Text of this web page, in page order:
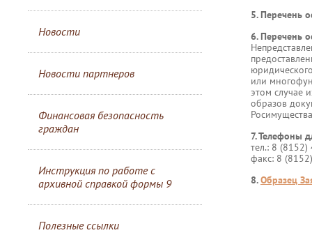
Новости
Новости партнеров
Финансовая безопасность
граждан
Инструкция по работе с
архивной справкой формы 9
Полезные ссылки
5. Перечень
6. Перечень
или
этом случае
образов
7. Телефоны
тел.: 8
факс: 8
8.Образец